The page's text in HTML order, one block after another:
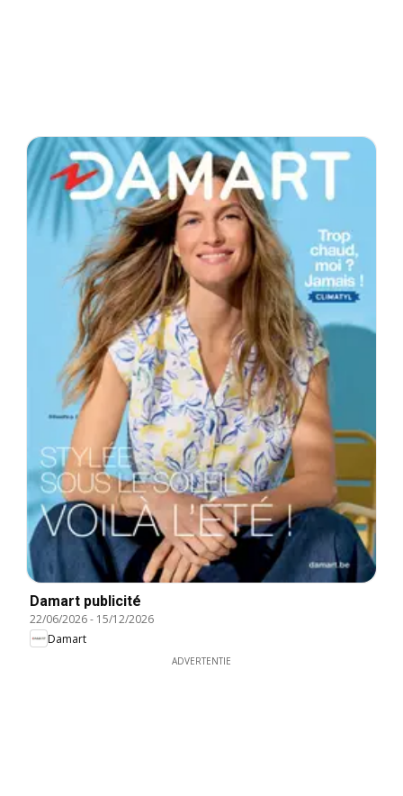
Damart publicité
22/06/2026- 15/12/2026
Damart
ADVERTENTIE